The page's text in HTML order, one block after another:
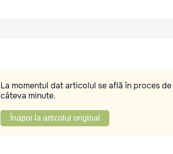
La momentul dat articolul se află în proces
câteva minute.
Înapoi la articolul original